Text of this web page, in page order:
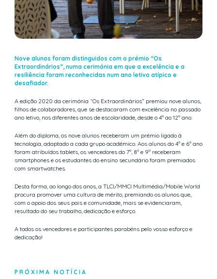
Nove alunos foram distinguidos com o prémio “Os
Extraordinários”, numa cerimónia em que a excelência e a
resiliência foram reconhecidas num ano letivo atípico e
desafiador.
A edição 2020 da cerimónia “Os Extraordinários” premiou nove alunos,
filhos de colaboradores, que se destacaram com excelência no passado
ano letivo, nos diferentes anos de escolaridade, desde o 4º ao 12º ano.
Além do diploma, os nove alunos receberam um prémio ligado à
tecnologia, adaptado a cada grupo académico. Aos alunos do 4º e 6º ano
foram atribuídos tablets, os vencedores do 7º, 8º e 9º receberam
smartphones e os estudantes do ensino secundário foram premiados
com smartwatches.
Desta forma, ao longo dos anos, a TLCI/MMCI Multimédia/Mobile World
procura promover uma cultura de mérito, premiando os alunos que,
com o apoio dos seus pais e comunidade, mais se evidenciaram,
resultado do seu trabalho, dedicação e esforço.
A todos os vencedores e participantes parabéns pelo vosso esforço e
dedicação!
PRÓXIMA NOTÍCIA